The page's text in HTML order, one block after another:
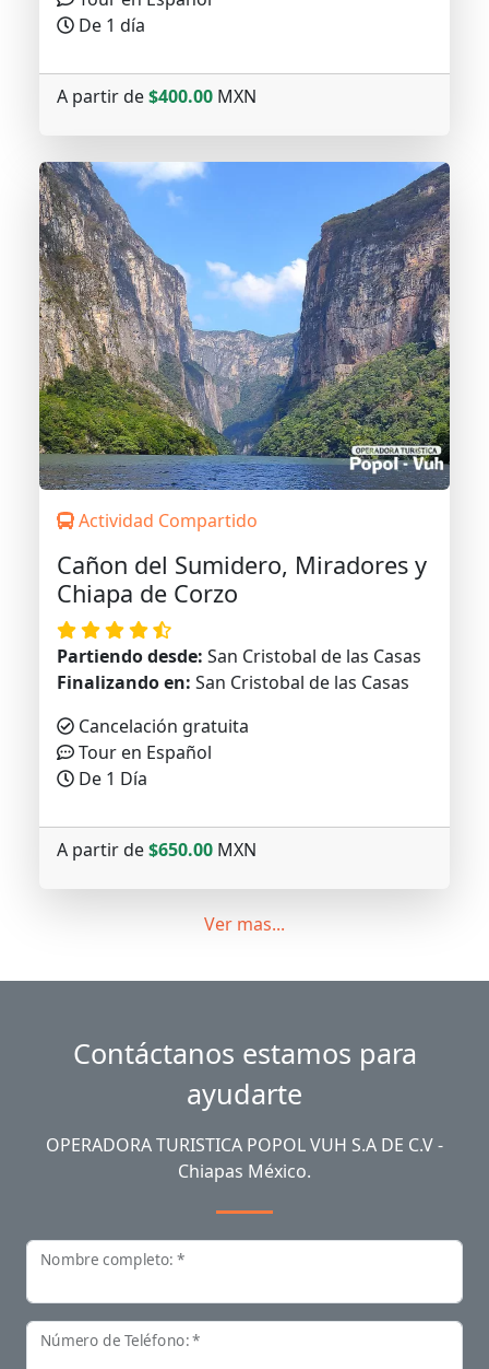
De 1 día
A partir de$400.00 MXN
Actividad Compartido
Cañon del Sumidero, Miradores y
Chiapa de Corzo
Partiendo desde: San Cristobal de las Casas
Finalizando en: San Cristobal de las Casas
Cancelación gratuita
Tour en Español
De 1 Día
A partir de$650.00 MXN
Ver mas...
Contáctanos estamos para
ayudarte
OPERADORA TURISTICA POPOL VUH S.A DE C.V -
Chiapas México.
Nombre completo: *
Número de Teléfono: *